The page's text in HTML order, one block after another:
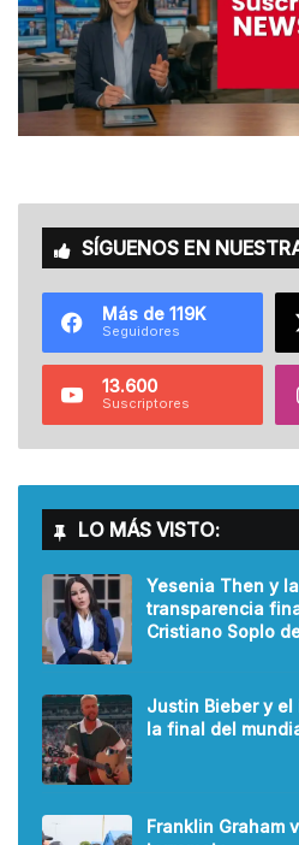
SÍGUENOS EN
Más de 119K
Seguidores
13.600
Suscriptores
LO MÁS VISTO:
Yesenia Then y
transparencia
Cristiano Soplo
Justin Bieber y
la final del
Franklin Graham